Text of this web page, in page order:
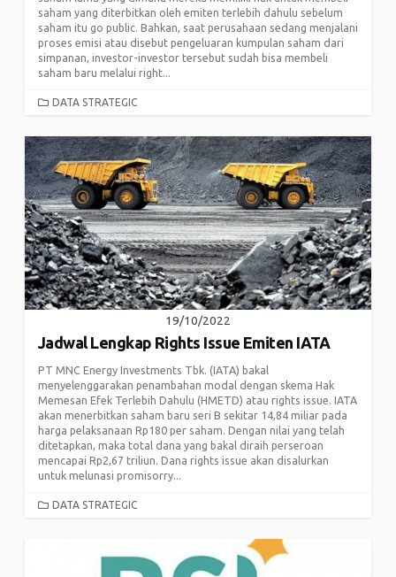
saham yang diterbitkan oleh emiten terlebih dahulu sebelum
saham itu go public. Bahkan, saat perusahaan sedang menjalani
proses emisi atau disebut pengeluaran kumpulan saham dari
simpanan, investor-investor tersebut sudah bisa membeli
saham baru melalui right...
CATEGORIES
DATA STRATEGIC
19/10/2022
Jadwal Lengkap Rights Issue Emiten IATA
PT MNC Energy Investments Tbk. (IATA) bakal
menyelenggarakan penambahan modal dengan skema Hak
Memesan Efek Terlebih Dahulu (HMETD) atau rights issue. IATA
akan menerbitkan saham baru seri B sekitar 14,84 miliar pada
harga pelaksanaan Rp180 per saham. Dengan nilai yang telah
ditetapkan, maka total dana yang bakal diraih perseroan
mencapai Rp2,67 triliun. Dana rights issue akan disalurkan
untuk melunasi promisorry...
CATEGORIES
DATA STRATEGIC